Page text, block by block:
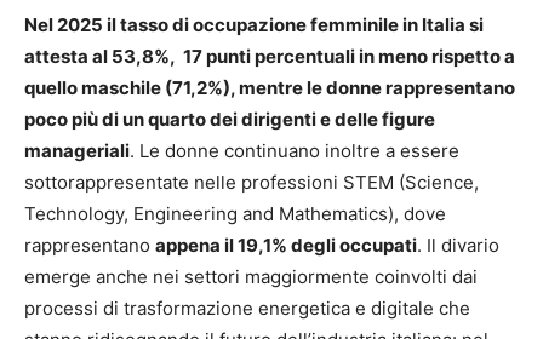
Nel 2025 il tasso di occupazione femminile in Italia si
attesta al 53,8%, 17 punti percentuali in meno rispetto a
quello maschile (71,2%), mentre le donne rappresentano
poco più di un quarto dei dirigenti e delle figure
manageriali. Le donne continuano inoltre a essere
sottorappresentate nelle professioni STEM (Science,
Technology, Engineering and Mathematics), dove
rappresentano appena il 19,1% degli occupati. Il divario
emerge anche nei settori maggiormente coinvolti dai
processi di trasformazione energetica e digitale che